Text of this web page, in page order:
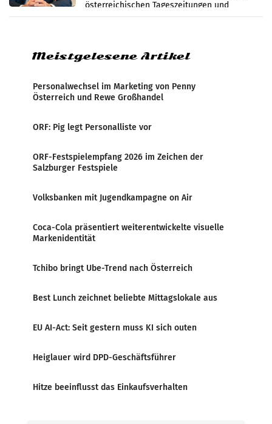
österreichischen Tageszeitungen und
analysiert, welche Politikerinnen und
Meistgelesene Artikel
Personalwechsel im Marketing von Penny
Österreich und Rewe Großhandel
ORF: Pig legt Personalliste vor
ORF-Festspielempfang 2026 im Zeichen der
Salzburger Festspiele
Volksbanken mit Jugendkampagne on Air
Coca-Cola präsentiert weiterentwickelte visuelle
Markenidentität
Tchibo bringt Ube-Trend nach Österreich
Best Lunch zeichnet beliebte Mittagslokale aus
EU AI-Act: Seit gestern muss KI sich outen
Heiglauer wird DPD-Geschäftsführer
Hitze beeinflusst das Einkaufsverhalten